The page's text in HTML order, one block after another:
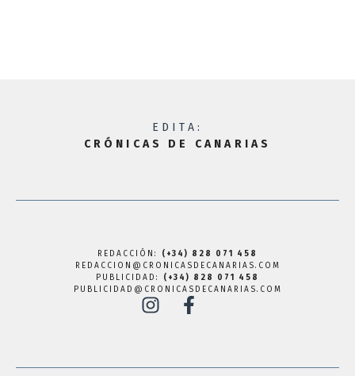
EDITA:
CRÓNICAS DE CANARIAS
REDACCIÓN: (+34) 828 071 458
REDACCION@CRONICASDECANARIAS.COM
PUBLICIDAD: (+34) 828 071 458
PUBLICIDAD@CRONICASDECANARIAS.COM